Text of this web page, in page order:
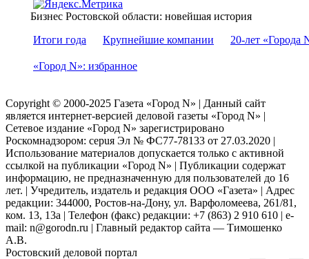
Бизнес Ростовской области: новейшая история
Итоги года
Крупнейшие компании 20-лет «Города
«Город N»: избранное
Copyright © 2000-2025 Газета «Город N» | Данный сайт
является интернет-версией деловой газеты «Город N» |
Сетевое издание «Город N» зарегистрировано
Роскомнадзором: серuя Эл № ФС77-78133 от 27.03.2020 |
Использование материалов допускается только с активной
ссылкой на публикации «Город N» | Публикации содержат
информацию, не предназначенную для пользователей до 16
лет. | Учредитель, издатель и редакция ООО «Газета» | Адрес
редакции: 344000, Ростов-на-Дону, ул. Варфоломеева, 261/81,
ком. 13, 13а | Телефон (факс) редакции: +7 (863) 2 910 610 | e-
mail: n@gorodn.ru | Главный редактор сайта — Тимошенко
А.В.
Ростовский деловой портал